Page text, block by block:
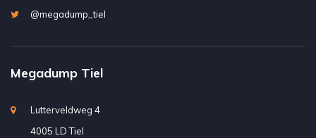
@megadump_tiel
Megadump Tiel
Lutterveldweg 4
4005 LD Tiel